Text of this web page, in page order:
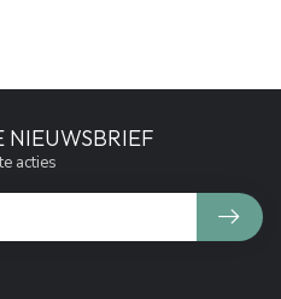
NIEUWSBRIEF
acties